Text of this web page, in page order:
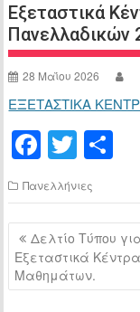
Εξεταστικά
Πανελλαδικών
28 Μαΐου 2026
ΕΞΕΤΑΣΤΙΚΑ
F
a
c
e
b
o
T
wi
tt
er
ρ
α
σ
τ
Πανελλήνιες
Πλοήγηση
άρθρων
Δελτίο Τύπου
Εξεταστικά
Μαθημάτων.